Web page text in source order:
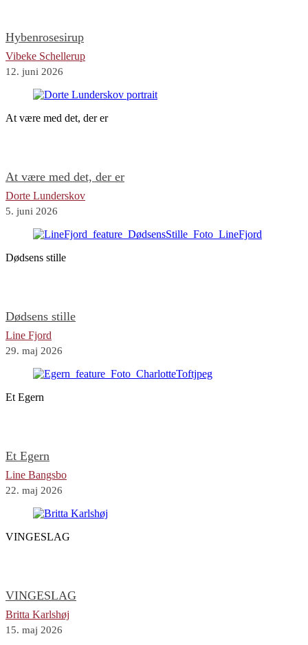
Hybenrosesirup
Vibeke Schellerup
12. juni 2026
At være med det, der er
At være med det, der er
Dorte Lunderskov
5. juni 2026
Dødsens stille
Dødsens stille
Line Fjord
29. maj 2026
Et Egern
Et Egern
Line Bangsbo
22. maj 2026
VINGESLAG
VINGESLAG
Britta Karlshøj
15. maj 2026